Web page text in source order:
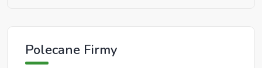
Polecane Firmy